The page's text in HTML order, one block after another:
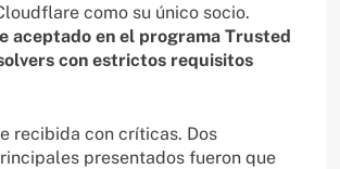
como su único socio.
aceptado en el programa Trusted
con estrictos requisitos
recibida con críticas. Dos
presentados fueron que